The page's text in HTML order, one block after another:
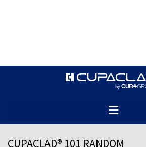
CUPACLAD® 101
взгляд на установку
на фасад, основанный
разных размеров сланца
CUPACLAD® 101 RANDOM